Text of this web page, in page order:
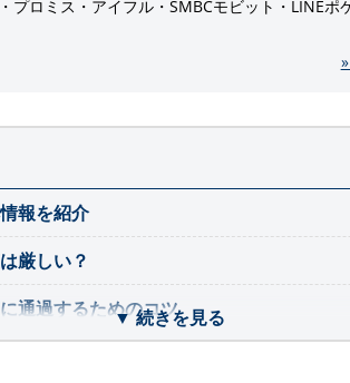
プロミス・アイフル・SMBCモビット・LINE
報を紹介
厳しい？
通過するためのコツ
▼ 続きを見る